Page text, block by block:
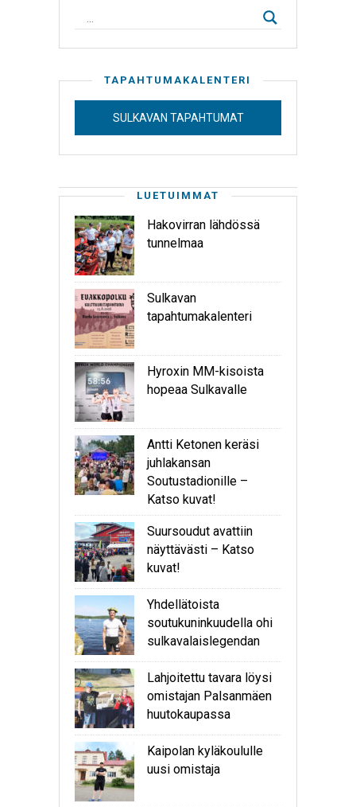
TAPAHTUMAKALENTERI
SULKAVAN TAPAHTUMAT
LUETUIMMAT
Hakovirran lähdössä
tunnelmaa
Sulkavan
tapahtumakalenteri
Hyroxin MM-kisoista
hopeaa Sulkavalle
Antti Ketonen keräsi
juhlakansan
Soutustadionille –
Katso kuvat!
Suursoudut avattiin
näyttävästi – Katso
kuvat!
Yhdellätoista
soutukuninkuudella ohi
sulkavalaislegendan
Lahjoitettu tavara löysi
omistajan Palsanmäen
huutokaupassa
Kaipolan kyläkoululle
uusi omistaja